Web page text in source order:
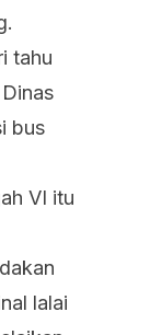
tahu
bus
VI itu
lalai